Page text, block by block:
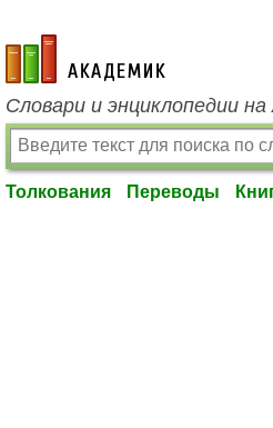
academic.ru
Словари и энциклопедии
Толкования Переводы